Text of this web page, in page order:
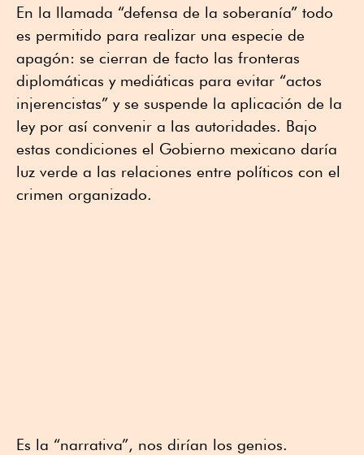
En la llamada “defensa de la soberanía” todo
es permitido para realizar una especie de
apagón: se cierran de facto las fronteras
diplomáticas y mediáticas para evitar “actos
injerencistas” y se suspende la aplicación de la
ley por así convenir a las autoridades. Bajo
estas condiciones el Gobierno mexicano daría
luz verde a las relaciones entre políticos con el
crimen organizado.
Es la “narrativa”, nos dirían los genios.